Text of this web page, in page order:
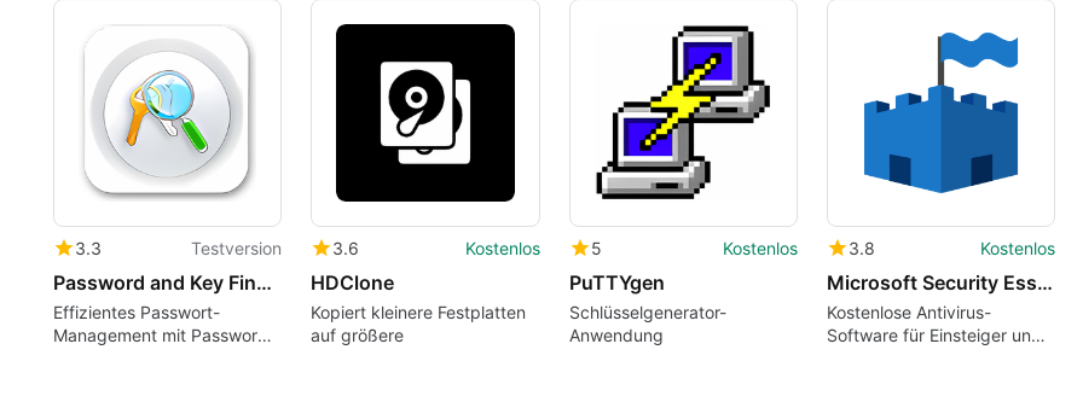
3.3 Testversion
Password and Key Finder
Effizientes Passwort-
Management mit Password
3.6 Kostenlos
HDClone
Kopiert kleinere Festplatten
auf größere
5 Kostenlos
PuTTYgen
Schlüsselgenerator-
Anwendung
3.8 Kostenlos
Microsoft Security Essentials
Kostenlose Antivirus-
Software für Einsteiger und